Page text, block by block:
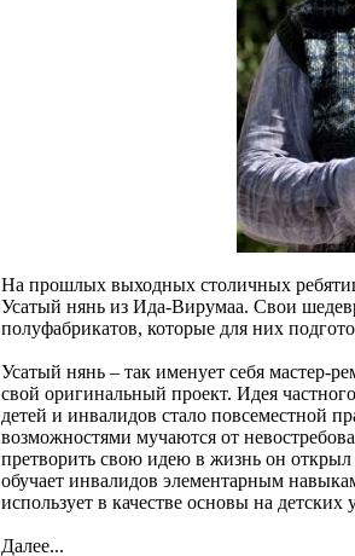
На прошлых выходных столичных
Усатый нянь из Ида-Вирумаа. Свои
полуфабрикатов, которые для них
Усатый нянь – так именует себя мастер-
свой оригинальный проект. Идея
детей и инвалидов стало повсеместной
возможностями мучаются от
претворить свою идею в жизнь он
обучает инвалидов элементарным
использует в качестве основы на детских
Далее...